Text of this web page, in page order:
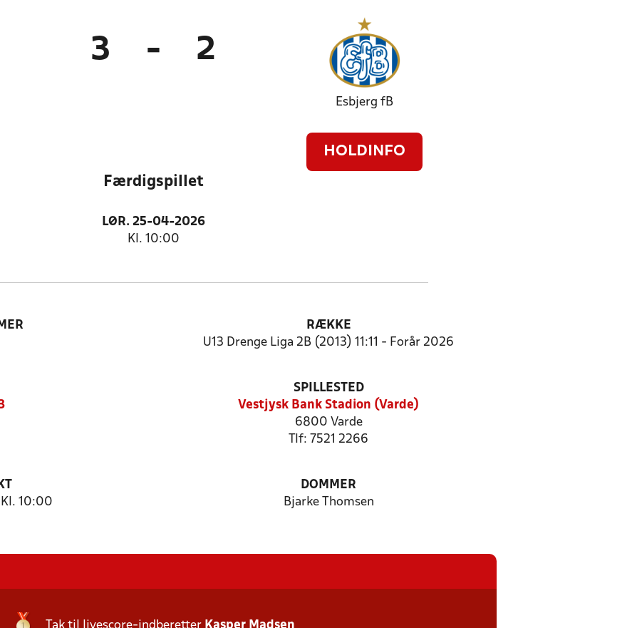
3 - 2
Esbjerg fB
HOLDINFO
Færdigspillet
LØR. 25-04-2026
Kl. 10:00
RÆKKE
U13 Drenge Liga 2B (2013) 11:11 - Forår 2026
SPILLESTED
Vestjysk Bank Stadion (Varde)
6800 Varde
Tlf: 7521 2266
10:00
DOMMER
Bjarke Thomsen